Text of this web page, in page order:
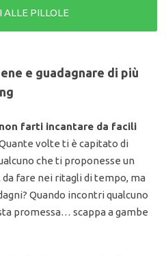
ALLE PILLOLE
e guadagnare di più
farti incantare da facili
volte ti è capitato di
che ti proponesse un
fare nei ritagli di tempo, ma
Quando incontri qualcuno
promessa… scappa a gambe